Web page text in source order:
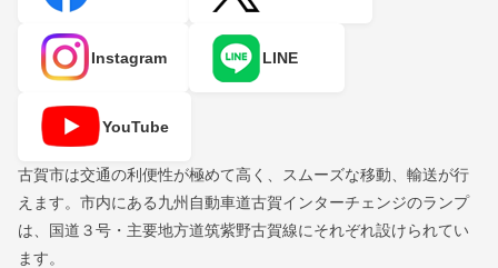
Instagram LINE
YouTube
古賀市は交通の利便性が極めて高く、スムーズな移動、輸送が行
えます。市内にある九州自動車道古賀インターチェンジのランプ
は、国道３号・主要地方道筑紫野古賀線にそれぞれ設けられてい
ます。